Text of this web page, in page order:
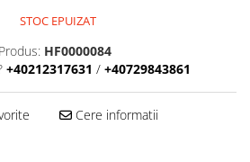
STOC EPUIZAT
HF0000084
+40212317631 / +40729843861
Cere informatii